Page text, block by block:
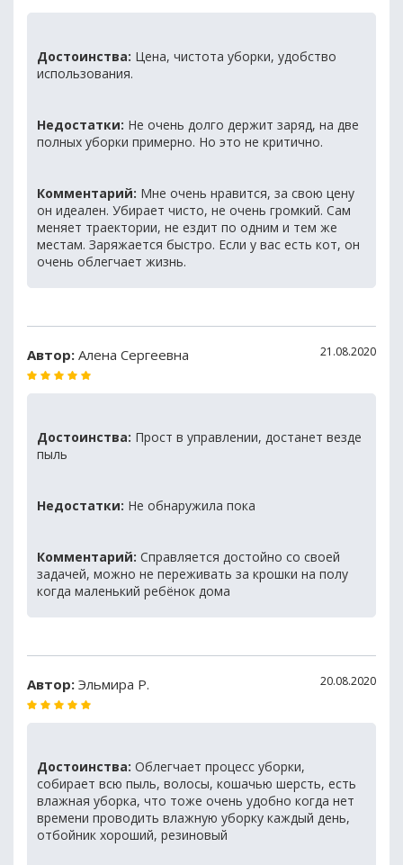
Достоинства: Цена, чистота уборки, удобство
использования.
Недостатки: Не очень долго держит заряд, на две
полных уборки примерно. Но это не критично.
Комментарий: Мне очень нравится, за свою цену
он идеален. Убирает чисто, не очень громкий. Сам
меняет траектории, не ездит по одним и тем же
местам. Заряжается быстро. Если у вас есть кот, он
очень облегчает жизнь.
Автор: Алена Сергеевна 21.08.2020
Достоинства: Прост в управлении, достанет везде
пыль
Недостатки: Не обнаружила пока
Комментарий: Справляется достойно со своей
задачей, можно не переживать за крошки на полу
когда маленький ребёнок дома
Автор: Эльмира Р. 20.08.2020
Достоинства: Облегчает процесс уборки,
собирает всю пыль, волосы, кошачью шерсть, есть
влажная уборка, что тоже очень удобно когда нет
времени проводить влажную уборку каждый день,
отбойник хороший, резиновый